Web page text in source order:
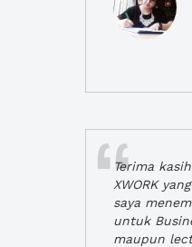
Terima
XWORK
saya
untuk
maupun